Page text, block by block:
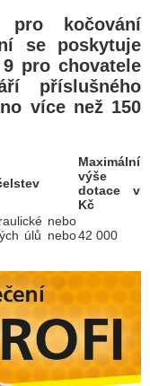
pro kočování
se poskytuje
pro chovatele
příslušného
více než 150
Maximální
výše
dotace v
Kč
nebo
úlů nebo42 000